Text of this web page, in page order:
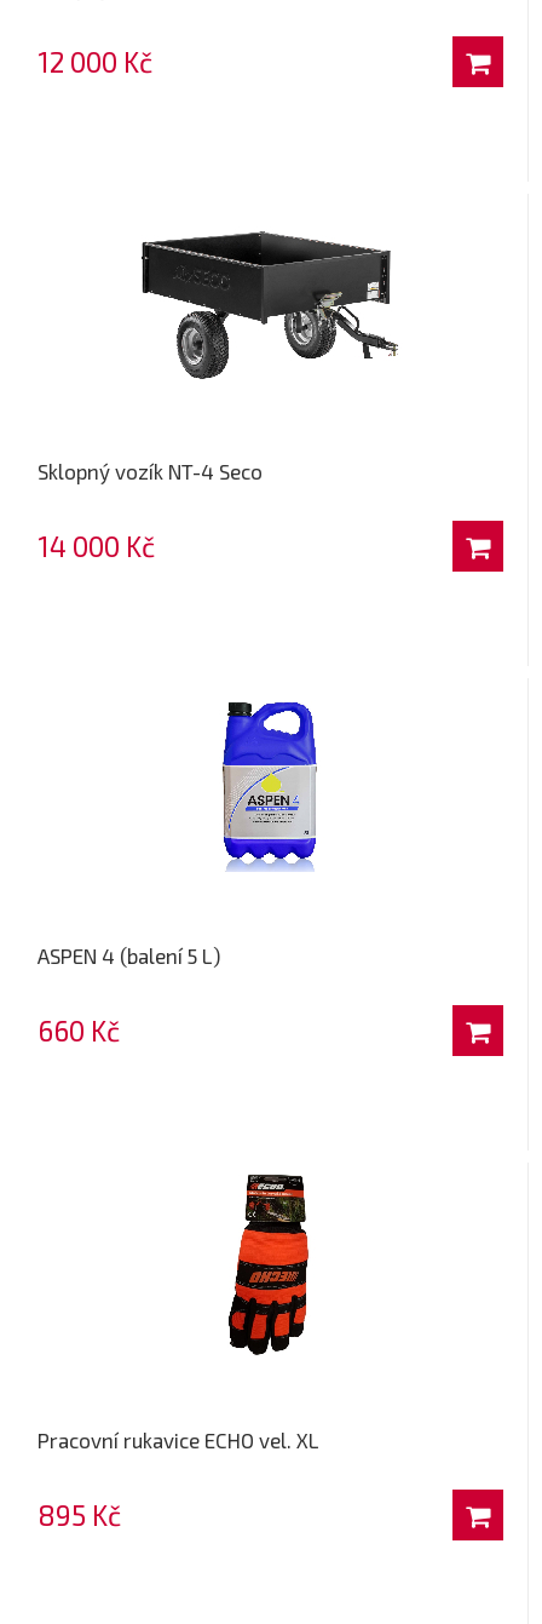
12 000 Kč
Sklopný vozík NT-4 Seco
14 000 Kč
ASPEN 4 (balení 5 L)
660 Kč
Pracovní rukavice ECHO vel. XL
895 Kč